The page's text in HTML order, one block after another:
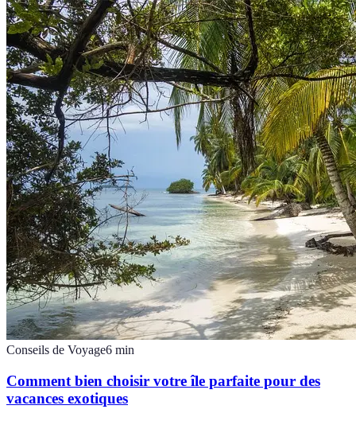
Conseils de Voyage6 min
Comment bien choisir votre île parfaite pour des
vacances exotiques